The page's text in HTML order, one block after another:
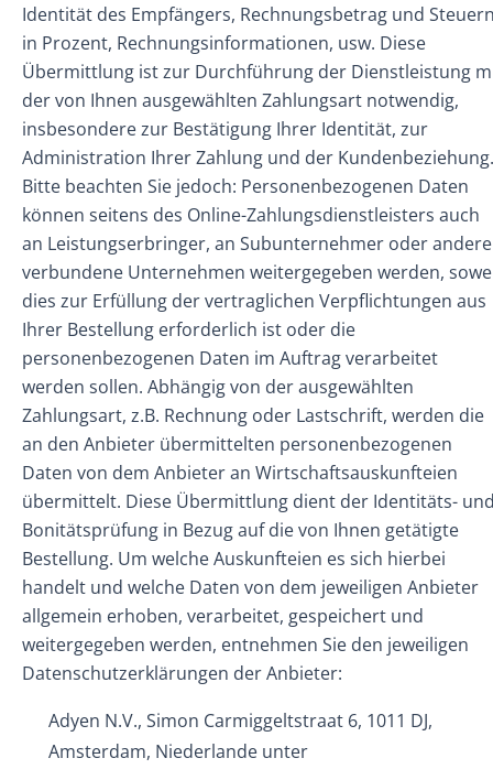
Identität des Empfängers, Rechnungsbetrag und
in Prozent, Rechnungsinformationen, usw. Diese
Übermittlung ist zur Durchführung der Dienstleistung
der von Ihnen ausgewählten Zahlungsart notwendig,
insbesondere zur Bestätigung Ihrer Identität, zur
Administration Ihrer Zahlung und der Kundenbeziehung.
Bitte beachten Sie jedoch: Personenbezogenen Daten
können seitens des Online-Zahlungsdienstleisters auch
an Leistungserbringer, an Subunternehmer oder andere
verbundene Unternehmen weitergegeben werden,
dies zur Erfüllung der vertraglichen Verpflichtungen aus
Ihrer Bestellung erforderlich ist oder die
personenbezogenen Daten im Auftrag verarbeitet
werden sollen. Abhängig von der ausgewählten
Zahlungsart, z.B. Rechnung oder Lastschrift, werden die
an den Anbieter übermittelten personenbezogenen
Daten von dem Anbieter an Wirtschaftsauskunfteien
übermittelt. Diese Übermittlung dient der Identitäts-
Bonitätsprüfung in Bezug auf die von Ihnen getätigte
Bestellung. Um welche Auskunfteien es sich hierbei
handelt und welche Daten von dem jeweiligen Anbieter
allgemein erhoben, verarbeitet, gespeichert und
weitergegeben werden, entnehmen Sie den jeweiligen
Datenschutzerklärungen der Anbieter:
Adyen N.V., Simon Carmiggeltstraat 6, 1011 DJ,
Amsterdam, Niederlande unter